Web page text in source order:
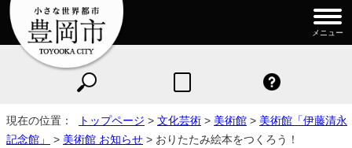
メニュー
現在の位置： トップページ > 文化芸術 > 美術館 > 美術館「伊藤清永
記念館」
> 美術館 お知らせ > おりたたみ絵本をつくろう！